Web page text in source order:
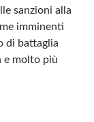
viene aggiornato
di quanto
cancellati quelli
di genere spam,
delle norme sulla
Internet e, pertanto,
eventuali
e saranno
sanzioni alla
imminenti
di battaglia
e molto più